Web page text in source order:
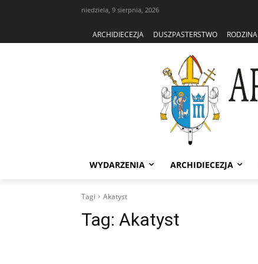
niedziela, 9 sierpnia, 2026
ARCHIDIECEZJA DUSZPASTERSTWO RODZINA
WYDARZENIA ARCHIDIECEZJA
Tagi Akatyst
Tag: Akatyst